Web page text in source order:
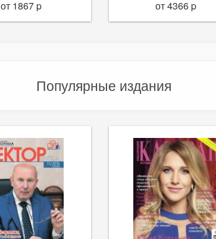
от 1867 p от 4366 p
Популярные издания